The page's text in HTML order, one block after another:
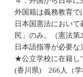
外国籍は義務教育で
日本国憲法におい
民」のみ。（憲法第
日本語指導が必要な
★公立学校に在籍し
(香川県) 266人（学